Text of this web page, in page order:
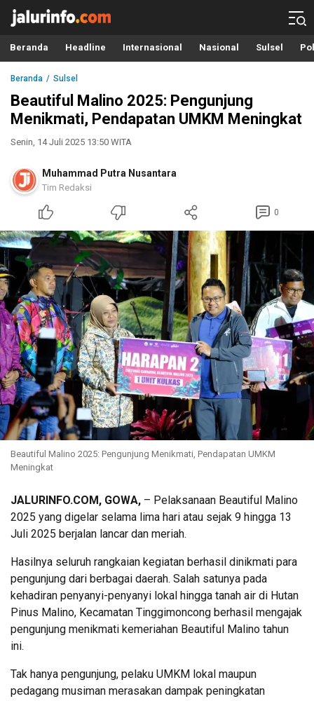
Info Terbaru, Berita Terkini Hari Ini, Jalurinfo.com
Terkini, Akurat dan Terpercaya
Beranda Headline Internasional Nasional Sulsel
Beranda Sulsel
Beautiful Malino 2025: Pengunjung
Menikmati, Pendapatan UMKM Meningkat
Senin, 14 Juli 2025 13:50 WITA
Muhammad Putra Nusantara
Tim Redaksi
0
Beautiful Malino 2025: Pengunjung Menikmati, Pendapatan UMKM
Meningkat
JALURINFO.COM, GOWA, – Pelaksanaan Beautiful Malino
2025 yang digelar selama lima hari atau sejak 9 hingga 13
Juli 2025 berjalan lancar dan meriah.
Hasilnya seluruh rangkaian kegiatan berhasil dinikmati para
pengunjung dari berbagai daerah. Salah satunya pada
kehadiran penyanyi-penyanyi lokal hingga tanah air di Hutan
Pinus Malino, Kecamatan Tinggimoncong berhasil mengajak
pengunjung menikmati kemeriahan Beautiful Malino tahun
ini.
Tak hanya pengunjung, pelaku UMKM lokal maupun
pedagang musiman merasakan dampak peningkatan